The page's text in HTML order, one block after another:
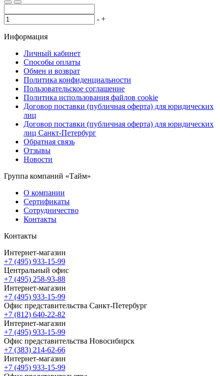
- +
Информация
Личный кабинет
Способы оплаты
Обмен и возврат
Политика конфиденциальности
Пользовательское соглашение
Политика использования файлов cookie
Договор поставки (публичная оферта) для юридических
лиц
Договор поставки (публичная оферта) для юридических
лиц Санкт-Петербург
Обратная связь
Отзывы
Новости
Группа компаний «Тайм»
О компании
Сертификаты
Сотрудничество
Контакты
Контакты
Интернет-магазин
+7 (495) 933-15-99
Центральный офис
+7 (495) 258-93-88
Интернет-магазин
+7 (495) 933-15-99
Офис представительства Санкт-Петербург
+7 (812) 640-22-82
Интернет-магазин
+7 (495) 933-15-99
Офис представительства Новосибирск
+7 (383) 214-62-66
Интернет-магазин
+7 (495) 933-15-99